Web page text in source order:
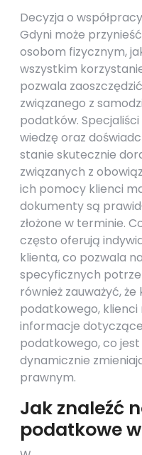
Decyzja o
Gdyni może
osobom fizycznym,
wszystkim
pozwala
związanego z
podatków.
wiedzę oraz
stanie skutecznie
związanych z
ich pomocy klienci
dokumenty są
złożone w terminie.
często oferują
klienta, co pozwala
specyficznych
również zauważyć,
podatkowego,
informacje
podatkowego, co
dynamicznie
prawnym.
Jak znaleźć
podatkowe